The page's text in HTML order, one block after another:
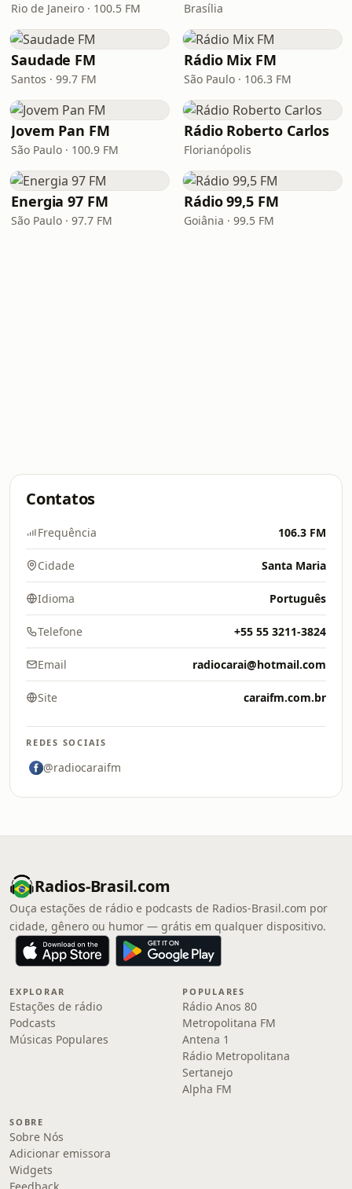
Rio de Janeiro · 100.5 FM Brasília
Saudade FM
Santos · 99.7 FM
Rádio Mix FM
São Paulo · 106.3 FM
Jovem Pan FM
São Paulo · 100.9 FM
Rádio Roberto Carlos
Florianópolis
Energia 97 FM
São Paulo · 97.7 FM
Rádio 99,5 FM
Goiânia · 99.5 FM
Contatos
Frequência 106.3 FM
Cidade Santa Maria
Idioma Português
Telefone +55 55 3211-3824
Email radiocarai@hotmail.com
Site caraifm.com.br
REDES SOCIAIS
@radiocaraifm
Radios-Brasil.com
Ouça estações de rádio e podcasts de Radios-Brasil.com por
cidade, gênero ou humor — grátis em qualquer dispositivo.
EXPLORAR
Estações de rádio
Podcasts
Músicas Populares
POPULARES
Rádio Anos 80
Metropolitana FM
Antena 1
Rádio Metropolitana
Sertanejo
Alpha FM
SOBRE
Sobre Nós
Adicionar emissora
Widgets